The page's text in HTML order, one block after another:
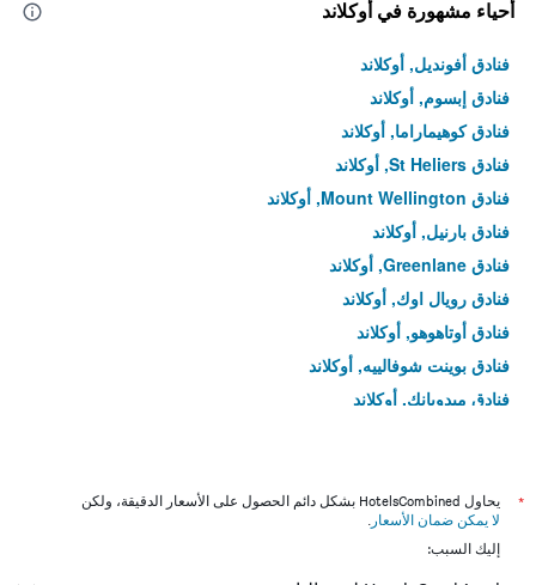
أحياء مشهورة في أوكلاند
فنادق أفونديل, أوكلاند
فنادق إبسوم, أوكلاند
فنادق كوهيماراما, أوكلاند
فنادق St Heliers, أوكلاند
فنادق Mount Wellington, أوكلاند
فنادق بارنيل, أوكلاند
فنادق Greenlane, أوكلاند
فنادق رويال اوك, أوكلاند
فنادق أوتاهوهو, أوكلاند
فنادق بوينت شوفالييه, أوكلاند
فنادق ميدوبانك, أوكلاند
فنادق St Johns, أوكلاند
فنادق إيدن تيراس, أوكلاند
*
يحاول HotelsCombined بشكل دائم الحصول على الأسعار الدقيقة، ولكن
لا يمكن ضمان الأسعار .
إليك السبب: